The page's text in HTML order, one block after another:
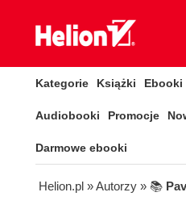
Kategorie Książki Ebooki
Audiobooki Promocje
Darmowe ebooki
Helion.pl » Autorzy » 📚